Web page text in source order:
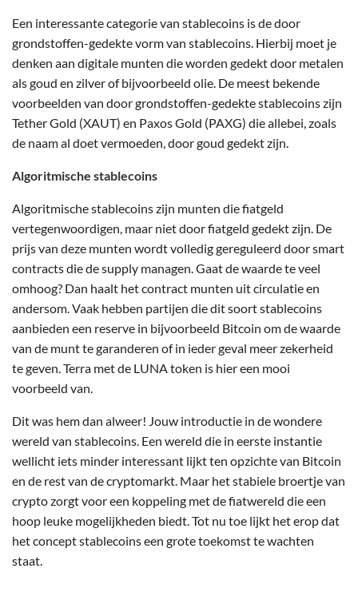
Een interessante categorie van stablecoins is de door
grondstoffen-gedekte vorm van stablecoins. Hierbij moet je
denken aan digitale munten die worden gedekt door metalen
als goud en zilver of bijvoorbeeld olie. De meest bekende
voorbeelden van door grondstoffen-gedekte stablecoins zijn
Tether Gold (XAUT) en Paxos Gold (PAXG) die allebei, zoals
de naam al doet vermoeden, door goud gedekt zijn.
Algoritmische stablecoins
Algoritmische stablecoins zijn munten die fiatgeld
vertegenwoordigen, maar niet door fiatgeld gedekt zijn. De
prijs van deze munten wordt volledig gereguleerd door smart
contracts die de supply managen. Gaat de waarde te veel
omhoog? Dan haalt het contract munten uit circulatie en
andersom. Vaak hebben partijen die dit soort stablecoins
aanbieden een reserve in bijvoorbeeld Bitcoin om de waarde
van de munt te garanderen of in ieder geval meer zekerheid
te geven. Terra met de LUNA token is hier een mooi
voorbeeld van.
Dit was hem dan alweer! Jouw introductie in de wondere
wereld van stablecoins. Een wereld die in eerste instantie
wellicht iets minder interessant lijkt ten opzichte van Bitcoin
en de rest van de cryptomarkt. Maar het stabiele broertje van
crypto zorgt voor een koppeling met de fiatwereld die een
hoop leuke mogelijkheden biedt. Tot nu toe lijkt het erop dat
het concept stablecoins een grote toekomst te wachten
staat.